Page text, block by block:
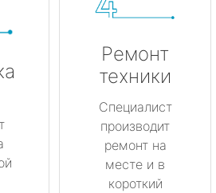
Ремонт
техники
Специалист
производит
ремонт на
месте и в
короткий